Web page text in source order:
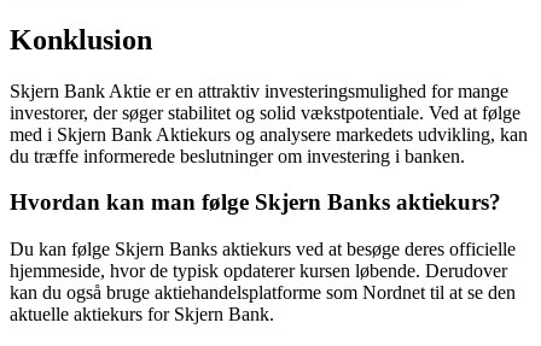
Konklusion
Skjern Bank Aktie er en attraktiv investeringsmulighed for mange
investorer, der søger stabilitet og solid vækstpotentiale. Ved at følge
med i Skjern Bank Aktiekurs og analysere markedets udvikling, kan
du træffe informerede beslutninger om investering i banken.
Hvordan kan man følge Skjern Banks aktiekurs?
Du kan følge Skjern Banks aktiekurs ved at besøge deres officielle
hjemmeside, hvor de typisk opdaterer kursen løbende. Derudover
kan du også bruge aktiehandelsplatforme som Nordnet til at se den
aktuelle aktiekurs for Skjern Bank.